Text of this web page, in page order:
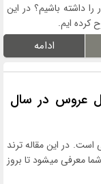
را داشته باشیم؟ در این
ادامه
گل عروس در سال
در این مقاله ترند
دسته گل عروس در سال 2023 به شما معرفی میشود تا بروز